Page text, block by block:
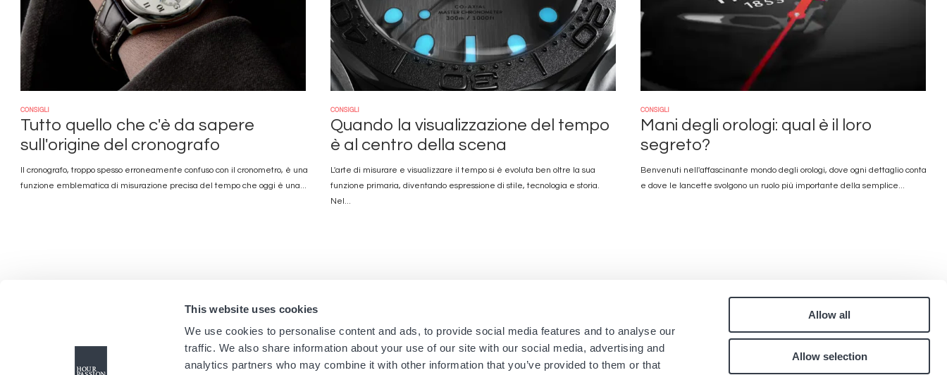
This website uses cookies
We use cookies to personalise content and ads, to provide social media features and to analyse our
traffic. We also share information about your use of our site with our social media, advertising and
analytics partners who may combine it with other information that you’ve provided to them or that
Allow all
Allow selection
CONSIGLI
Tutto quello che c'è da sapere
sull'origine del cronografo
Il cronografo, troppo spesso erroneamente confuso con il cronometro, è una
funzione emblematica di misurazione precisa del tempo che oggi è una...
CONSIGLI
Quando la visualizzazione del tempo
è al centro della scena
L'arte di misurare e visualizzare il tempo si è evoluta ben oltre la sua
funzione primaria, diventando espressione di stile, tecnologia e storia.
Nel...
CONSIGLI
Mani degli orologi: qual è il loro
segreto?
Benvenuti nell'affascinante mondo degli orologi, dove ogni dettaglio conta
e dove le lancette svolgono un ruolo più importante della semplice...
Navigation
Home
Menu
Newsletter dei negozi
Informazioni Legali
Pied